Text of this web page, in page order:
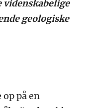
videnskabelige
geologiske
op på en